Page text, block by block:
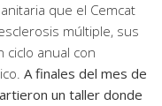
que el Cemcat
múltiple, sus
ciclo anual con
A finales del mes de
un taller donde